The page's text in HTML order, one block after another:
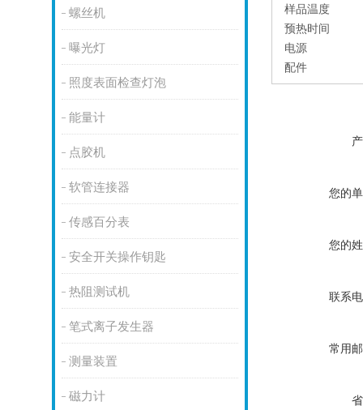
螺丝机
曝光灯
照度表面检查灯泡
能量计
点胶机
软管连接器
传感百分表
安全开关操作钥匙
热阻测试机
笔式离子发生器
测量装置
磁力计
样品温度
预热时间
电源
配件
您的
您的
联系
常用